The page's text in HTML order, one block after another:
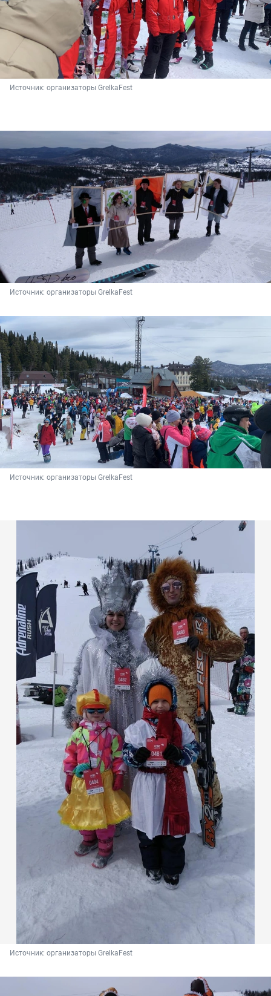
Источник: организаторы GrelkaFest
Источник: организаторы GrelkaFest
Источник: организаторы GrelkaFest
Источник: организаторы GrelkaFest